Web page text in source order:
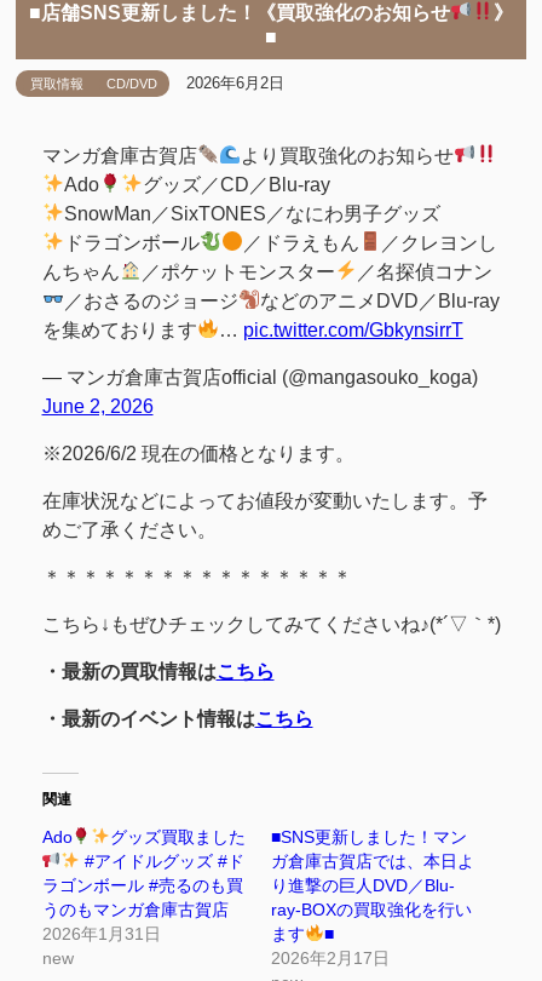
■店舗SNS更新しました！《買取強化のお知らせ
》
■
買取情報 CD/DVD 2026年6月2日
マンガ倉庫古賀店
より買取強化のお知らせ
Ado
グッズ／CD／Blu-ray
SnowMan／SixTONES／なにわ男子グッズ
ドラゴンボール
／ドラえもん
／クレヨンし
んちゃん
／ポケットモンスター
／名探偵コナン
／おさるのジョージ
などのアニメDVD／Blu-ray
を集めております
… pic.twitter.com/GbkynsirrT
— マンガ倉庫古賀店official (@mangasouko_koga)
June 2, 2026
※2026/6/2 現在の価格となります。
在庫状況などによってお値段が変動いたします。予
めご了承ください。
＊＊＊＊＊＊＊＊＊＊＊＊＊＊＊＊
こちら↓もぜひチェックしてみてくださいね♪(*´▽｀*)
・最新の買取情報はこちら
・最新のイベント情報はこちら
関連
Ado
グッズ買取ました
#アイドルグッズ #ド
ラゴンボール #売るのも買
うのもマンガ倉庫古賀店
2026年1月31日
new
■SNS更新しました！マン
ガ倉庫古賀店では、本日よ
り進撃の巨人DVD／Blu-
ray-BOXの買取強化を行い
ます
■
2026年2月17日